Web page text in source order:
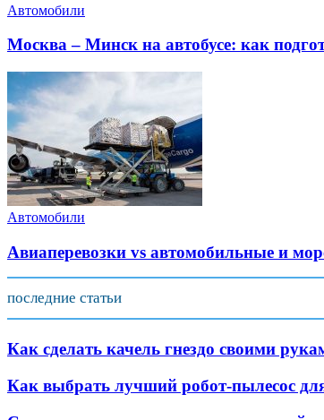
Автомобили
Москва – Минск на автобусе: как
Автомобили
Авиаперевозки vs автомобильные и
последние статьи
Как сделать качель гнездо своими
Как выбрать лучший робот-пылесос